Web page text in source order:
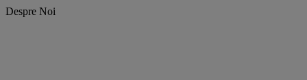
Despre Noi